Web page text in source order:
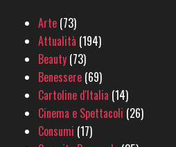
Arte (73)
Attualità (194)
Beauty (73)
Benessere (69)
Cartoline d'Italia (14)
Cinema e Spettacoli (26)
Consumi (17)